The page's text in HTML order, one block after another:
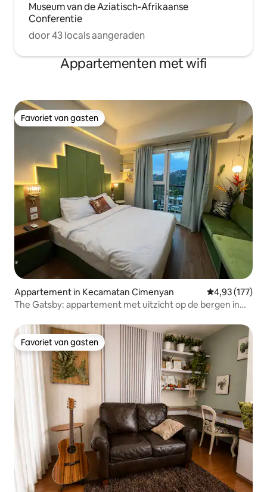
Museum van de Aziatisch-Afrikaanse
Conferentie
door 43 locals aangeraden
Appartementen met wifi
Favoriet van gasten
Favoriet van gasten
Appartement in Kecamatan Cimenyan Gemiddelde
4,93 (177)
The Gatsby: appartement met uitzicht op de bergen in
Favoriet van gasten
Favoriet van gasten